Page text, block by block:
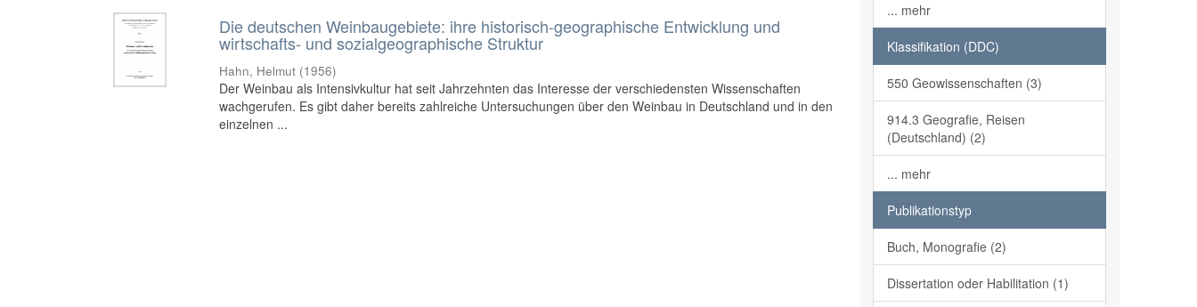
Die deutschen Weinbaugebiete: ihre historisch-geographische Entwicklung und
wirtschafts- und sozialgeographische Struktur
Hahn, Helmut (1956)
Der Weinbau als Intensivkultur hat seit Jahrzehnten das Interesse der verschiedensten Wissenschaften
wachgerufen. Es gibt daher bereits zahlreiche Untersuchungen über den Weinbau in Deutschland und in den
einzelnen ...
... mehr
Klassifikation (DDC)
550 Geowissenschaften (3)
914.3 Geografie, Reisen
(Deutschland) (2)
... mehr
Publikationstyp
Buch, Monografie (2)
Dissertation oder Habilitation (1)